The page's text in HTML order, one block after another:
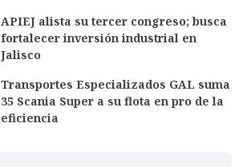
APIEJ alista su tercer congreso; busca
fortalecer inversión industrial en
Jalisco
Transportes Especializados GAL suma
35 Scania Super a su flota en pro de la
eficiencia